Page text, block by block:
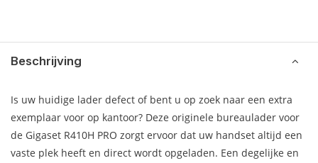
Beschrijving
Is uw huidige lader defect of bent u op zoek naar een extra
exemplaar voor op kantoor? Deze originele bureaulader voor
de Gigaset R410H PRO zorgt ervoor dat uw handset altijd een
vaste plek heeft en direct wordt opgeladen. Een degelijke en